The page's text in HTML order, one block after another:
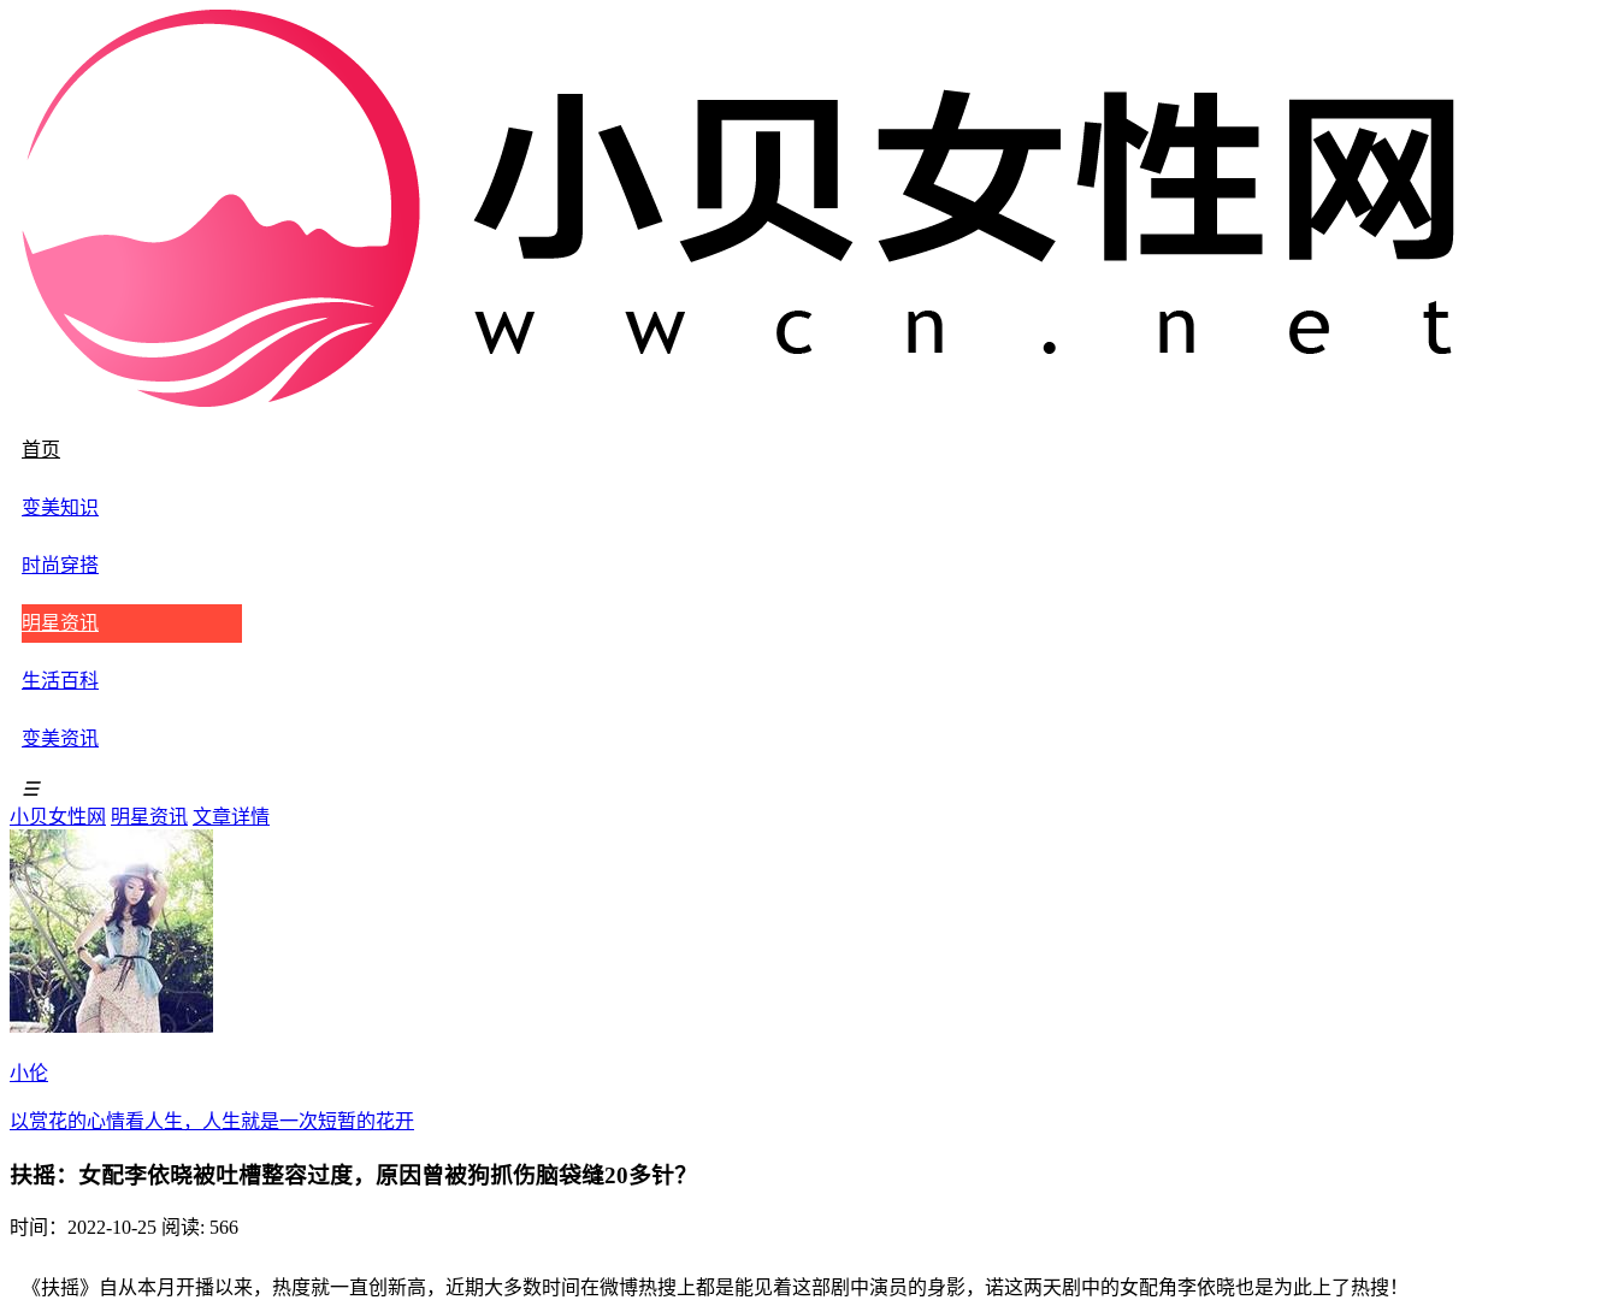
首页
变美知识
时尚穿搭
明星资讯
生活百科
变美资讯
☰
小贝女性网 明星资讯 文章详情
小伦
以赏花的心情看人生，人生就是一次短暂的花开
扶摇：女配李依晓被吐槽整容过度，原因曾被狗抓伤脑袋缝20多针？
时间：2022-10-25 阅读: 566
《扶摇》自从本月开播以来，热度就一直创新高，近期大多数时间在微博热搜上都是能见着这部剧中演员的身影，诺这两天剧中的女配角李依晓也是为此上了热搜！